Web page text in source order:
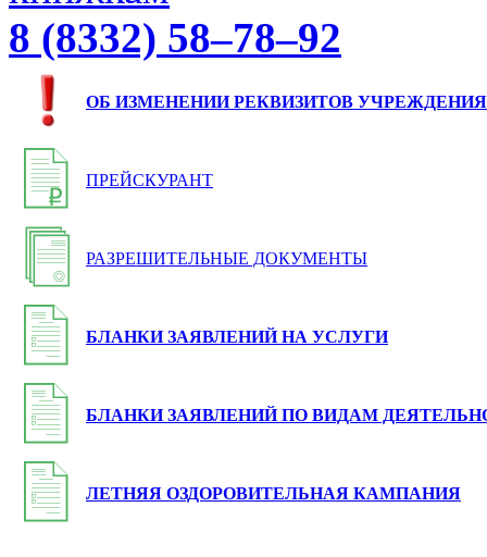
8 (8332) 58–78–92
ОБ ИЗМЕНЕНИИ РЕКВИЗИТОВ УЧРЕЖДЕНИЯ
ПРЕЙСКУРАНТ
РАЗРЕШИТЕЛЬНЫЕ ДОКУМЕНТЫ
БЛАНКИ ЗАЯВЛЕНИЙ НА УСЛУГИ
БЛАНКИ ЗАЯВЛЕНИЙ ПО ВИДАМ
ЛЕТНЯЯ ОЗДОРОВИТЕЛЬНАЯ КАМПАНИЯ